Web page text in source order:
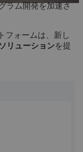
ラム開発を加速さ
フォームは、新し
リューションを提